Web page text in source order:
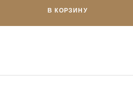
В КОРЗИНУ